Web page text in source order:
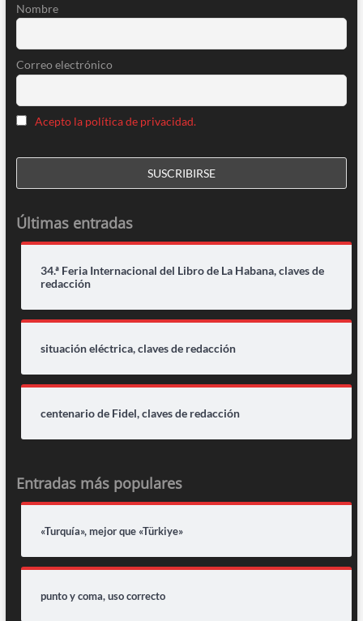
Nombre
Correo electrónico
Acepto la política de privacidad.
Últimas entradas
34.ª Feria Internacional del Libro de La Habana, claves de
redacción
situación eléctrica, claves de redacción
centenario de Fidel, claves de redacción
Entradas más populares
«Turquía», mejor que «Türkiye»
punto y coma, uso correcto